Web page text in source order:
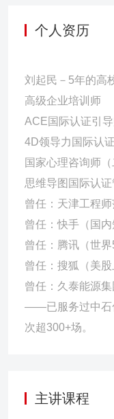
个人资历
刘起民－5年的高
高级企业培训师
ACE国际认证引
4D领导力国际认
国家心理咨询师（
思维导图国际认
曾任：天津工程
曾任：快手（国
曾任：腾讯（世
曾任：搜狐（美
曾任：久泰能源
——已服务过中石
次超300+场。
主讲课程